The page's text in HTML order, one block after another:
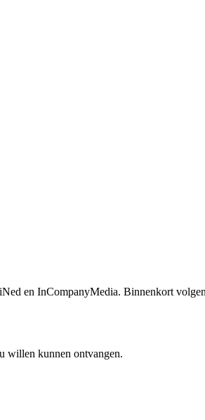
en InCompanyMedia. Binnenkort
willen kunnen ontvangen.